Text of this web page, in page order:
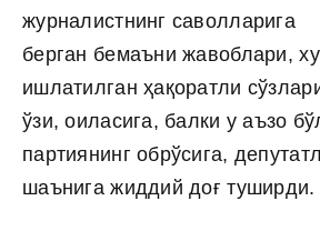
журналистнинг саволларига
берган бемаъни жавоблари,
ишлатилган ҳақоратли
ўзи, оиласига, балки у аъзо
партиянинг обрўсига,
шаънига жиддий доғ туширди.